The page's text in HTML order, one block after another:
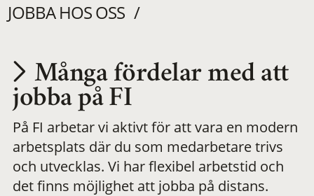
JOBBA HOS OSS
Utvecklas på en
meningsfull och
flexibel
Många fördelar med att
jobba på FI
På FI arbetar vi aktivt för att vara en modern
arbetsplats där du som medarbetare trivs
och utvecklas. Vi har flexibel arbetstid och
det finns möjlighet att jobba på distans.